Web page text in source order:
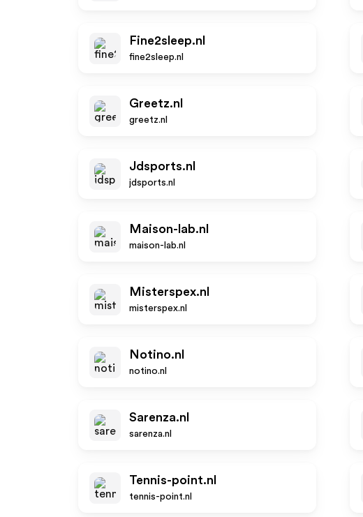
Fine2sleep.nl
fine2sleep.nl
Greetz.nl
greetz.nl
Jdsports.nl
jdsports.nl
Maison-lab.nl
maison-lab.nl
Misterspex.nl
misterspex.nl
Notino.nl
notino.nl
Sarenza.nl
sarenza.nl
Tennis-point.nl
tennis-point.nl